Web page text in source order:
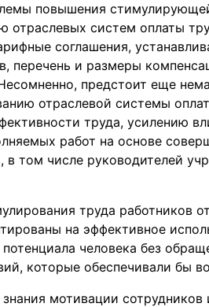
повышения
отраслевых систем оплаты
соглашения,
перечень и размеры
предстоит еще
отраслевой системы
труда, усилению
работ на основе
в том числе руководителей
труда работников
на эффективное
человека без
которые обеспечивали бы
мотивации